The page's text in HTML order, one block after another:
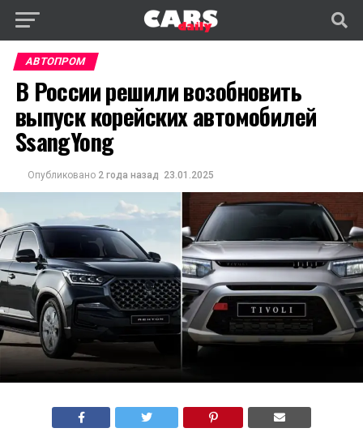
АВТОПРОМ
В России решили возобновить
выпуск корейских автомобилей
SsangYong
Опубликовано 2 года назад 23.01.2025